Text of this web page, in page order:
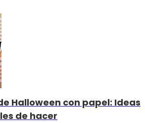
Halloween con papel: Ideas
de hacer